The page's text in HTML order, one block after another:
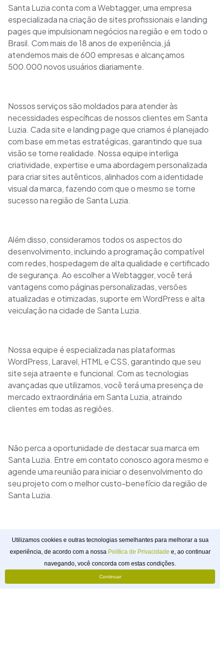
Solicitar
Orçamento
Santa Luzia conta com a Webtagger, uma empresa
especializada na criação de sites profissionais e landing
pages que impulsionam negócios na região e em todo o
Brasil. Com mais de 18 anos de experiência, já
atendemos mais de 600 empresas e alcançamos
500.000 novos usuários diariamente.
Nossos serviços são moldados para atender às
necessidades específicas de nossos clientes em Santa
Luzia. Cada site e landing page que criamos é planejado
com base em metas estratégicas, garantindo que sua
visão se torne realidade. Nossa equipe interliga
criatividade, expertise e uma abordagem personalizada
para criar sites autênticos, alinhados com a identidade
visual da marca, fazendo com que o mesmo se torne
sucesso na região de Santa Luzia.
Além disso, consideramos todos os aspectos do
desenvolvimento, incluindo a programação compatível
com redes, hospedagem de alta qualidade e certificado
de segurança. Ao escolher a Webtagger, você terá
vantagens como páginas personalizadas, versões
atualizadas e otimizadas, suporte em WordPress e alta
veiculação na cidade de Santa Luzia.
Nossa equipe é especializada nas plataformas
WordPress, Laravel, HTML e CSS, garantindo que seu
site seja atraente e funcional. Com as tecnologias
avançadas que utilizamos, você terá uma presença de
mercado extraordinária em Santa Luzia, atraindo
clientes em todas as regiões.
Não perca a oportunidade de destacar sua marca em
Santa Luzia. Entre em contato conosco agora mesmo e
agende uma reunião para iniciar o desenvolvimento do
seu projeto com o melhor custo-benefício da região de
Santa Luzia.
Utilizamos cookies e outras tecnologias semelhantes para melhorar a sua
experiência, de acordo com a nossa Política de Privacidade e, ao continuar
navegando, você concorda com estas condições.
Continuar